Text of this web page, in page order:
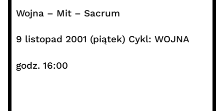
Wojna – Mit – Sacrum
9 listopad 2001 (piątek) Cykl: WOJNA
godz. 16:00